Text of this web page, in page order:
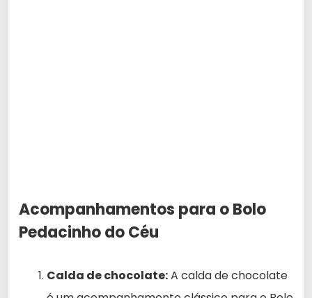
Acompanhamentos para o Bolo
Pedacinho do Céu
Calda de chocolate:A calda de chocolate